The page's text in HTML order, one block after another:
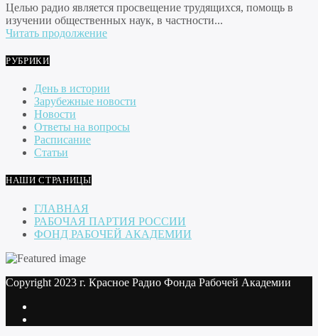
Целью радио является просвещение трудящихся, помощь в
изучении общественных наук, в частности...
Читать продолжение
РУБРИКИ
День в истории
Зарубежные новости
Новости
Ответы на вопросы
Расписание
Статьи
НАШИ СТРАНИЦЫ
ГЛАВНАЯ
РАБОЧАЯ ПАРТИЯ РОССИИ
ФОНД РАБОЧЕЙ АКАДЕМИИ
Copyright 2023 г. Красное Радио Фонда Рабочей Академии